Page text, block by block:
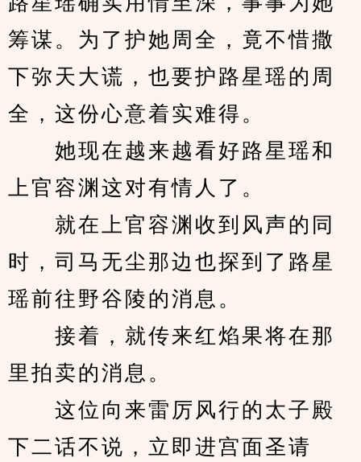
筹谋。为了护她周全，竟不惜撒
下弥天大谎，也要护路星瑶的周
全，这份心意着实难得。
她现在越来越看好路星瑶和
上官容渊这对有情人了。
就在上官容渊收到风声的同
时，司马无尘那边也探到了路星
瑶前往野谷陵的消息。
接着，就传来红焰果将在那
里拍卖的消息。
这位向来雷厉风行的太子殿
下二话不说，立即进宫面圣请